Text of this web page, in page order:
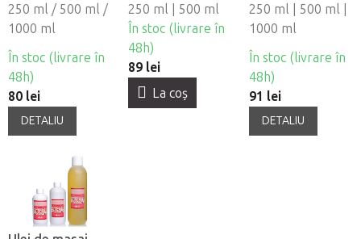
extract de ulei
organic
250 ml / 500 ml /
1000 ml
În stoc (livrare în
48h)
80 lei
DETALIU
masaj Saloos -
Avocado
250 ml | 500 ml
În stoc (livrare în
48h)
89 lei
La coş
din plante Lymfa
fit
250 ml | 500 ml |
1000 ml
În stoc (livrare în
48h)
91 lei
DETALIU